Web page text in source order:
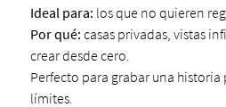
Ideal para: los que no quieren
Por qué: casas privadas, vistas
crear desde cero.
Perfecto para grabar una historia
límites.